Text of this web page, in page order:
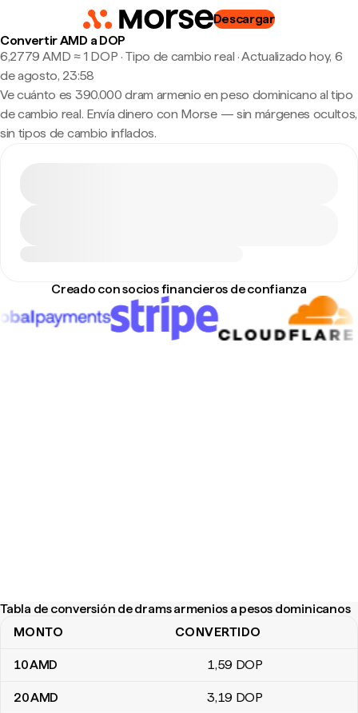
Descargar
Convertir AMD a DOP
6,2779 AMD ≈ 1 DOP · Tipo de cambio real ·Actualizado hoy, 6
de agosto, 23:58
Ve cuánto es 390.000 dram armenio en peso dominicano al tipo
de cambio real. Envía dinero con Morse — sin márgenes ocultos,
sin tipos de cambio inflados.
Creado con socios financieros de confianza
Tabla de conversión de drams armenios a pesos dominicanos
Tabla de conversión de drams armenios a pesos dominicanos
MONTO CONVERTIDO
10AMD 1,59 DOP
20AMD 3,19 DOP